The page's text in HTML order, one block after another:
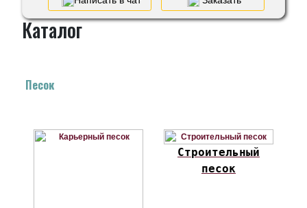
Каталог
Песок
Строительный
песок